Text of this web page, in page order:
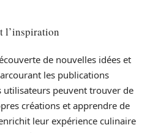
l’inspiration
de nouvelles idées et
les publications
utilisateurs peuvent trouver de
créations et apprendre de
leur expérience culinaire